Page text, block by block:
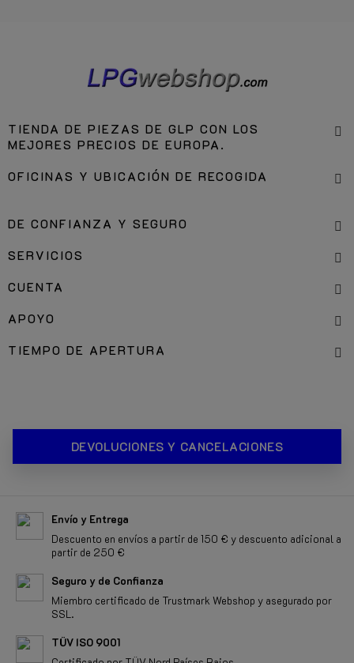
TIENDA DE PIEZAS DE GLP CON LOS
MEJORES PRECIOS DE EUROPA.
OFICINAS Y UBICACIÓN DE RECOGIDA
DE CONFIANZA Y SEGURO
SERVICIOS
CUENTA
APOYO
TIEMPO DE APERTURA
DEVOLUCIONES Y CANCELACIONES
Envío y Entrega
Descuento en envíos a partir de 150 € y descuento adicional a
partir de 250 €
Seguro y de Confianza
Miembro certificado de Trustmark Webshop y asegurado por
SSL.
TÜV ISO 9001